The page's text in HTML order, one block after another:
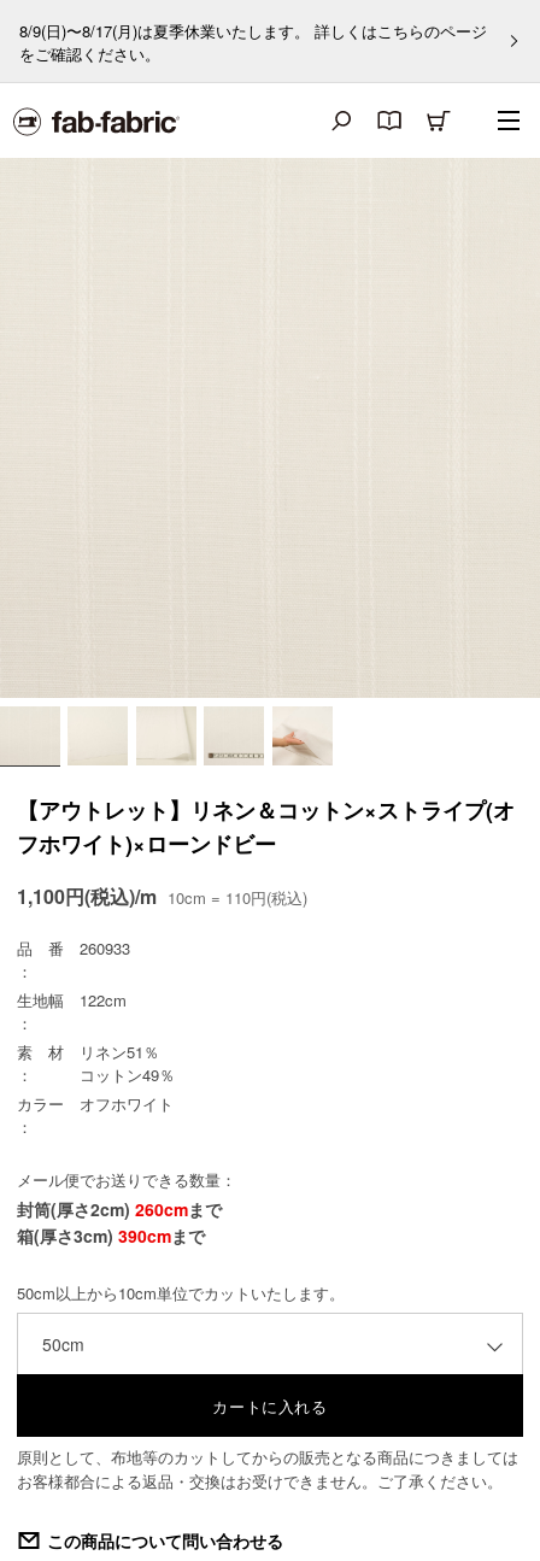
8/9(日)〜8/17(月)は夏季休業いたします。 詳しくはこちらのページ
をご確認ください。
【アウトレット】リネン＆コットン×ストライプ(オ
フホワイト)×ローンドビー
1,100円(税込)/m 10cm = 110円(税込)
品 番
：
260933
生地幅
：
122cm
素 材
：
リネン51％
コットン49％
カラー
：
オフホワイト
メール便でお送りできる数量：
封筒(厚さ2cm) 260cmまで
箱(厚さ3cm) 390cmまで
50cm以上から10cm単位でカットいたします。
50cm
原則として、布地等のカットしてからの販売となる商品につきましては
お客様都合による返品・交換はお受けできません。ご了承ください。
この商品について問い合わせる